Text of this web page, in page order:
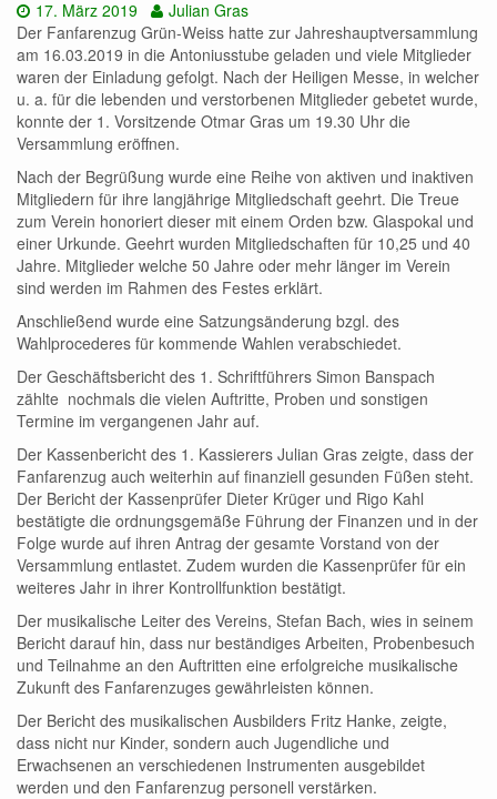
Datum:
17. März 2019 Autor:
Julian Gras
Der Fanfarenzug Grün-Weiss hatte zur Jahreshauptversammlung
am 16.03.2019 in die Antoniusstube geladen und viele Mitglieder
waren der Einladung gefolgt. Nach der Heiligen Messe, in welcher
u. a. für die lebenden und verstorbenen Mitglieder gebetet wurde,
konnte der 1. Vorsitzende Otmar Gras um 19.30 Uhr die
Versammlung eröffnen.
Nach der Begrüßung wurde eine Reihe von aktiven und inaktiven
Mitgliedern für ihre langjährige Mitgliedschaft geehrt. Die Treue
zum Verein honoriert dieser mit einem Orden bzw. Glaspokal und
einer Urkunde. Geehrt wurden Mitgliedschaften für 10,25 und 40
Jahre. Mitglieder welche 50 Jahre oder mehr länger im Verein
sind werden im Rahmen des Festes erklärt.
Anschließend wurde eine Satzungsänderung bzgl. des
Wahlprocederes für kommende Wahlen verabschiedet.
Der Geschäftsbericht des 1. Schriftführers Simon Banspach
zählte nochmals die vielen Auftritte, Proben und sonstigen
Termine im vergangenen Jahr auf.
Der Kassenbericht des 1. Kassierers Julian Gras zeigte, dass der
Fanfarenzug auch weiterhin auf finanziell gesunden Füßen steht.
Der Bericht der Kassenprüfer Dieter Krüger und Rigo Kahl
bestätigte die ordnungsgemäße Führung der Finanzen und in der
Folge wurde auf ihren Antrag der gesamte Vorstand von der
Versammlung entlastet. Zudem wurden die Kassenprüfer für ein
weiteres Jahr in ihrer Kontrollfunktion bestätigt.
Der musikalische Leiter des Vereins, Stefan Bach, wies in seinem
Bericht darauf hin, dass nur beständiges Arbeiten, Probenbesuch
und Teilnahme an den Auftritten eine erfolgreiche musikalische
Zukunft des Fanfarenzuges gewährleisten können.
Der Bericht des musikalischen Ausbilders Fritz Hanke, zeigte,
dass nicht nur Kinder, sondern auch Jugendliche und
Erwachsenen an verschiedenen Instrumenten ausgebildet
werden und den Fanfarenzug personell verstärken.